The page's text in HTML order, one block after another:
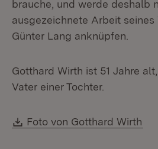
brauche, und werde deshalb
ausgezeichnete Arbeit seines
Günter Lang anknüpfen.
Gotthard Wirth ist 51 Jahre
Vater einer Tochter.
Download:
Foto von Gotthard Wirth